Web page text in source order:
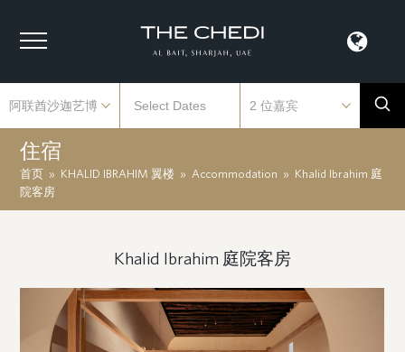
住宿
首页 » KHALID IBRAHIM 翼楼 » Accommodation » Khalid Ibrahim 庭
院客房
Khalid Ibrahim 庭院客房